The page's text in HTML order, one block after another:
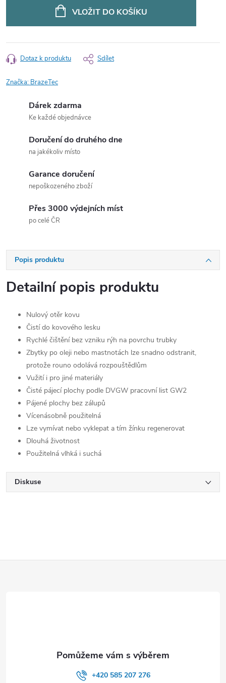
VLOŽIT DO KOŠÍKU
Dotaz k produktu Sdílet
Značka: BrazeTec
Dárek zdarma
Ke každé objednávce
Doručení do druhého dne
na jakékoliv místo
Garance doručení
nepoškozeného zboží
Přes 3000 výdejních míst
po celé ČR
Popis produktu
Detailní popis produktu
Nulový otěr kovu
Čistí do kovového lesku
Rychlé čištění bez vzniku rýh na povrchu trubky
Zbytky po oleji nebo mastnotách lze snadno odstranit,
protože rouno odolává rozpouštědlům
Vužití i pro jiné materiály
Čisté pájecí plochy podle DVGW pracovní list GW2
Pájené plochy bez zálupů
Vícenásobně použitelná
Lze vymívat nebo vyklepat a tím žínku regenerovat
Dlouhá životnost
Použitelná vlhká i suchá
Diskuse
+420 585 207 276